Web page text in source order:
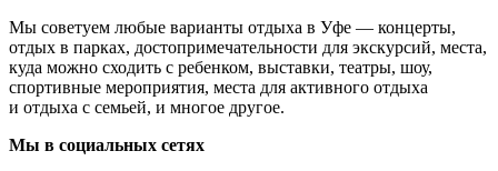
Мы советуем любые варианты отдыха в Уфе — концерты,
отдых в парках, достопримечательности для экскурсий, места,
куда можно сходить с ребенком, выставки, театры, шоу,
спортивные мероприятия, места для активного отдыха
и отдыха с семьей, и многое другое.
Мы в социальных сетях